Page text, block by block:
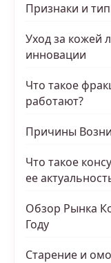
Признаки и
Уход за кожей
инновации
Что такое
работают?
Причины
Что такое
ее
Обзор Рынка
Году
Старение и